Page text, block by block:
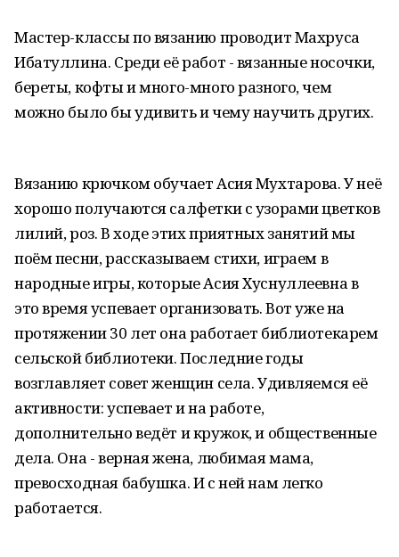
Мастер-классы по вязанию проводит Махруса
Ибатуллина. Среди её работ - вязанные носочки,
береты, кофты и много-много разного, чем
можно было бы удивить и чему научить других.
Вязанию крючком обучает Асия Мухтарова. У неё
хорошо получаются салфетки с узорами цветков
лилий, роз. В ходе этих приятных занятий мы
поём песни, рассказываем стихи, играем в
народные игры, которые Асия Хуснуллеевна в
это время успевает организовать. Вот уже на
протяжении 30 лет она работает библиотекарем
сельской библиотеки. Последние годы
возглавляет совет женщин села. Удивляемся её
активности: успевает и на работе,
дополнительно ведёт и кружок, и общественные
дела. Она - верная жена, любимая мама,
превосходная бабушка. И с ней нам легко
работается.